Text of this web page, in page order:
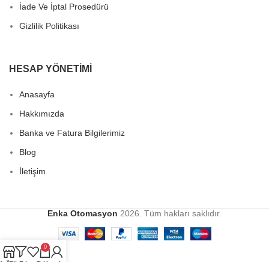
İade Ve İptal Prosedürü
Gizlilik Politikası
HESAP YÖNETIMI
Anasayfa
Hakkımızda
Banka ve Fatura Bilgilerimiz
Blog
İletişim
Enka Otomasyon 2026. Tüm hakları saklıdır.
0